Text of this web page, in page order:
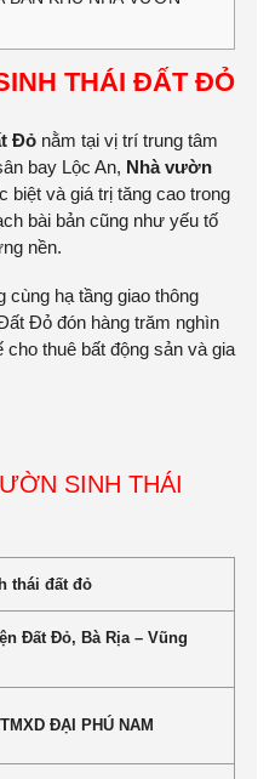
THÁI ĐẤT ĐỎ
Đỏ nằm tại vị trí trung tâm
bay Lộc An, Nhà vườn
biệt và giá trị tăng cao trong
bài bản cũng như yếu tố
nền.
cùng hạ tầng giao thông
Đỏ đón hàng trăm nghìn
thuê bất động sản và gia
SINH THÁI
thái đất đỏ
Đất Đỏ, Bà Rịa – Vũng
ĐẠI PHÚ NAM